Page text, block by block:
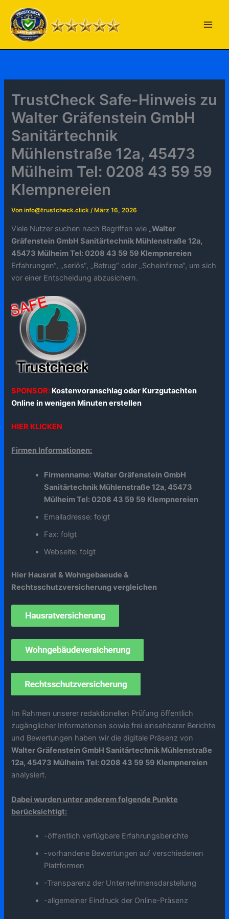
Inhalt
springen
TrustCheck Safe-Hinweis zu
Walter Gräfenstein GmbH
Sanitärtechnik
Mühlenstraße 12a, 45473
Mülheim Tel: 0208 43 59 59
Klempnereien
Voninfo@trustcheck.click/ März 16, 2026
Viele Nutzer suchen nach Begriffen wie „Walter
Gräfenstein GmbH Sanitärtechnik Mühlenstraße 12a,
45473 Mülheim Tel: 0208 43 59 59 Klempnereien
Erfahrungen“, „seriös“, „Betrug“ oder „Scheinfirma“, um sich
vor einer Entscheidung abzusichern.
SPONSOR: Kostenvoranschlag oder Kurzgutachten
Online in wenigen Minuten erstellen
HIER KLICKEN
Firmen Informationen:
Firmenname: Walter Gräfenstein GmbH
Sanitärtechnik Mühlenstraße 12a, 45473
Mülheim Tel: 0208 43 59 59 Klempnereien
Emailadresse: folgt
Fax: folgt
Webseite: folgt
Hier Hausrat & Wohngebaeude &
Rechtsschutzversicherung vergleichen
Im Rahmen unserer redaktionellen Prüfung öffentlich
zugänglicher Informationen sowie frei einsehbarer Berichte
und Bewertungen haben wir die digitale Präsenz von
Walter Gräfenstein GmbH Sanitärtechnik Mühlenstraße
12a, 45473 Mülheim Tel: 0208 43 59 59 Klempnereien
analysiert.
Dabei wurden unter anderem folgende Punkte
berücksichtigt:
-öffentlich verfügbare Erfahrungsberichte
-vorhandene Bewertungen auf verschiedenen
Plattformen
-Transparenz der Unternehmensdarstellung
-allgemeiner Eindruck der Online-Präsenz